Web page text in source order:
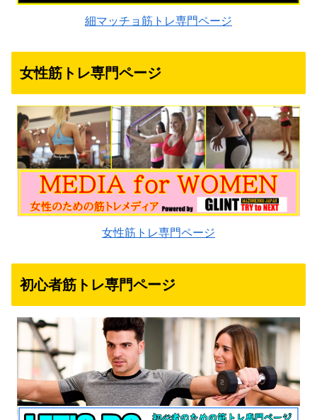
細マッチョ筋トレ専門ページ
女性筋トレ専門ページ
女性筋トレ専門ページ
初心者筋トレ専門ページ